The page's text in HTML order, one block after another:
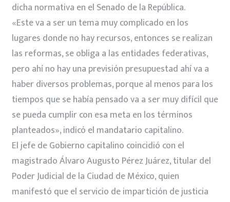
dicha normativa en el Senado de la República.
«Este va a ser un tema muy complicado en los
lugares donde no hay recursos, entonces se realizan
las reformas, se obliga a las entidades federativas,
pero ahí no hay una previsión presupuestad ahí va a
haber diversos problemas, porque al menos para los
tiempos que se había pensado va a ser muy difícil que
se pueda cumplir con esa meta en los términos
planteados», indicó el mandatario capitalino.
El jefe de Gobierno capitalino coincidió con el
magistrado Álvaro Augusto Pérez Juárez, titular del
Poder Judicial de la Ciudad de México, quien
manifestó que el servicio de impartición de justicia